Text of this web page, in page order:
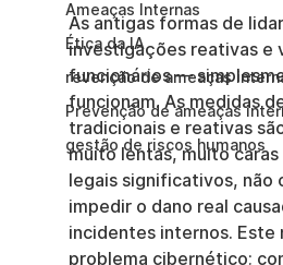
Ameaças Internas
Ética da IA
revenção de ameaças
Prevenção de ameaças
gestão de riscos humanos
As antigas formas de
investigações reativas e
funcionários —
funcionam. As medidas
tradicionais e reativas
muito lentas, muito caras
legais significativos, não
impedir o dano real
incidentes internos. Este
problema cibernético;